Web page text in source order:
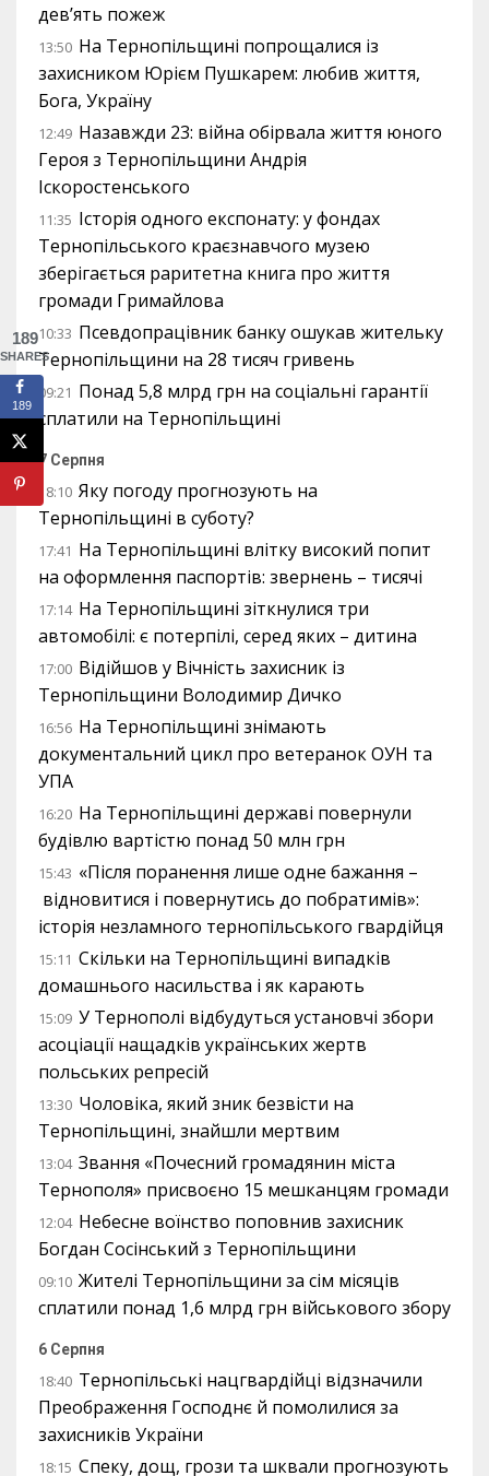
дев’ять пожеж
13:50 На Тернопільщині попрощалися із
захисником Юрієм Пушкарем: любив життя,
Бога, Україну
12:49 Назавжди 23: війна обірвала життя юного
Героя з Тернопільщини Андрія
Іскоростенського
11:35 Історія одного експонату: у фондах
Тернопільського краєзнавчого музею
зберігається раритетна книга про життя
громади Гримайлова
10:33 Псевдопрацівник банку ошукав жительку
Тернопільщини на 28 тисяч гривень
09:21 Понад 5,8 млрд грн на соціальні гарантії
сплатили на Тернопільщині
7 Серпня
18:10 Яку погоду прогнозують на
Тернопільщині в суботу?
17:41 На Тернопільщині влітку високий попит
на оформлення паспортів: звернень – тисячі
17:14 На Тернопільщині зіткнулися три
автомобілі: є потерпілі, серед яких – дитина
17:00 Відійшов у Вічність захисник із
Тернопільщини Володимир Дичко
16:56 На Тернопільщині знімають
документальний цикл про ветеранок ОУН та
УПА
16:20 На Тернопільщині державі повернули
будівлю вартістю понад 50 млн грн
15:43 «Після поранення лише одне бажання –
відновитися і повернутись до побратимів»:
історія незламного тернопільського гвардійця
15:11 Скільки на Тернопільщині випадків
домашнього насильства і як карають
15:09 У Тернополі відбудуться установчі збори
асоціації нащадків українських жертв
польських репресій
13:30 Чоловіка, який зник безвісти на
Тернопільщині, знайшли мертвим
13:04 Звання «Почесний громадянин міста
Тернополя» присвоєно 15 мешканцям громади
12:04 Небесне воїнство поповнив захисник
Богдан Сосінський з Тернопільщини
09:10 Жителі Тернопільщини за сім місяців
сплатили понад 1,6 млрд грн військового збору
6 Серпня
18:40 Тернопільські нацгвардійці відзначили
Преображення Господнє й помолилися за
захисників України
18:15 Спеку, дощ, грози та шквали прогнозують
189
SHARES
189